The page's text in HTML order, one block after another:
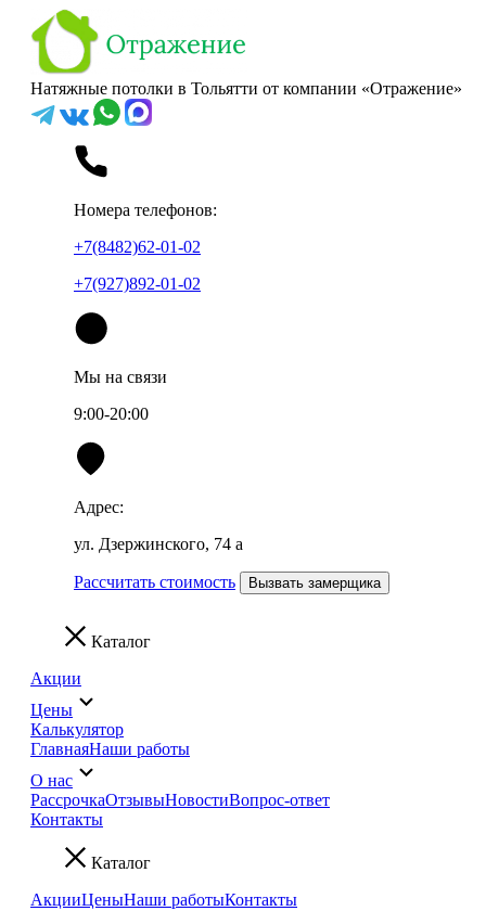
Натяжные потолки в Тольятти от компании «Отражение»
Номера телефонов:
+7(8482)62-01-02
+7(927)892-01-02
Мы на связи
9:00-20:00
Адрес:
ул. Дзержинского, 74 а
Рассчитать стоимость Вызвать замерщика
Каталог
Акции
Цены
Калькулятор
ГлавнаяНаши работы
О нас
РассрочкаОтзывыНовостиВопрос-ответ
Контакты
Каталог
АкцииЦеныНаши работыКонтакты